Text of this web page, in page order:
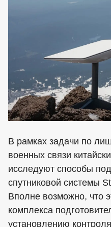
В рамках задачи по
военных связи
исследуют способы
спутниковой системы
Вполне возможно, что
комплекса
установлению